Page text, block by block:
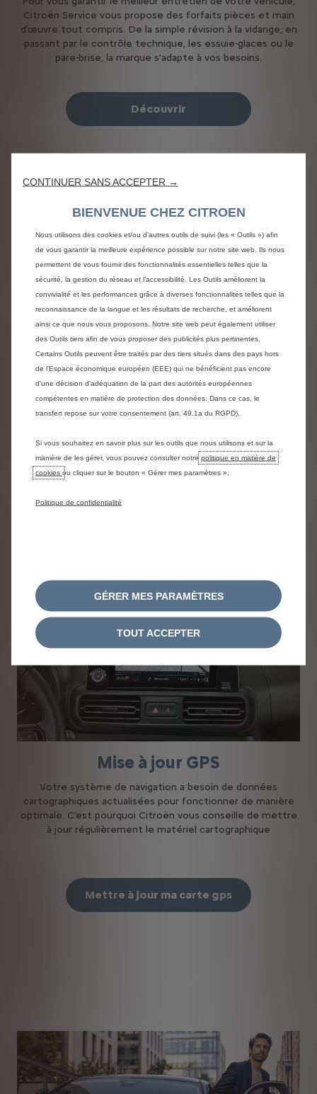
Citroën Service vous propose des forfaits pièces et main
d'œuvre tout compris. De la simple révision à la vidange, en
passant par le contrôle technique, les essuie-glaces ou le
pare-brise, la marque s'adapte à vos besoins.
Découvrir
Rendez-vous en ligne
En quelques clics, sélectionnez l'atelier le plus proche de
chez vous et choisissez l'heure exacte de votre visite.
Mise à jour GPS
Votre système de navigation a besoin de données
cartographiques actualisées pour fonctionner de manière
optimale. C'est pourquoi Citroën vous conseille de mettre
à jour régulièrement le matériel cartographique
Mettre à jour ma carte gps
CONTINUER SANS ACCEPTER →
BIENVENUE CHEZ CITROEN
Nous utilisons des cookies et/ou d’autres outils de suivi (les « Outils ») afin
de vous garantir la meilleure expérience possible sur notre site web. Ils nous
permettent de vous fournir des fonctionnalités essentielles telles que la
sécurité, la gestion du réseau et l’accessibilité. Les Outils améliorent la
convivialité et les performances grâce à diverses fonctionnalités telles que la
reconnaissance de la langue et les résultats de recherche, et améliorent
ainsi ce que nous vous proposons. Notre site web peut également utiliser
des Outils tiers afin de vous proposer des publicités plus pertinentes.
Certains Outils peuvent être traités par des tiers situés dans des pays hors
de l'Espace économique européen (EEE) qui ne bénéficient pas encore
d'une décision d'adéquation de la part des autorités européennes
compétentes en matière de protection des données. Dans ce cas, le
transfert repose sur votre consentement (art. 49.1a du RGPD).
Si vous souhaitez en savoir plus sur les outils que nous utilisons et sur la
manière de les gérer, vous pouvez consulter notre politique en matière de
cookies ou cliquer sur le bouton « Gérer mes paramètres ».
Politique de confidentialité
GÉRER MES PARAMÈTRES
TOUT ACCEPTER